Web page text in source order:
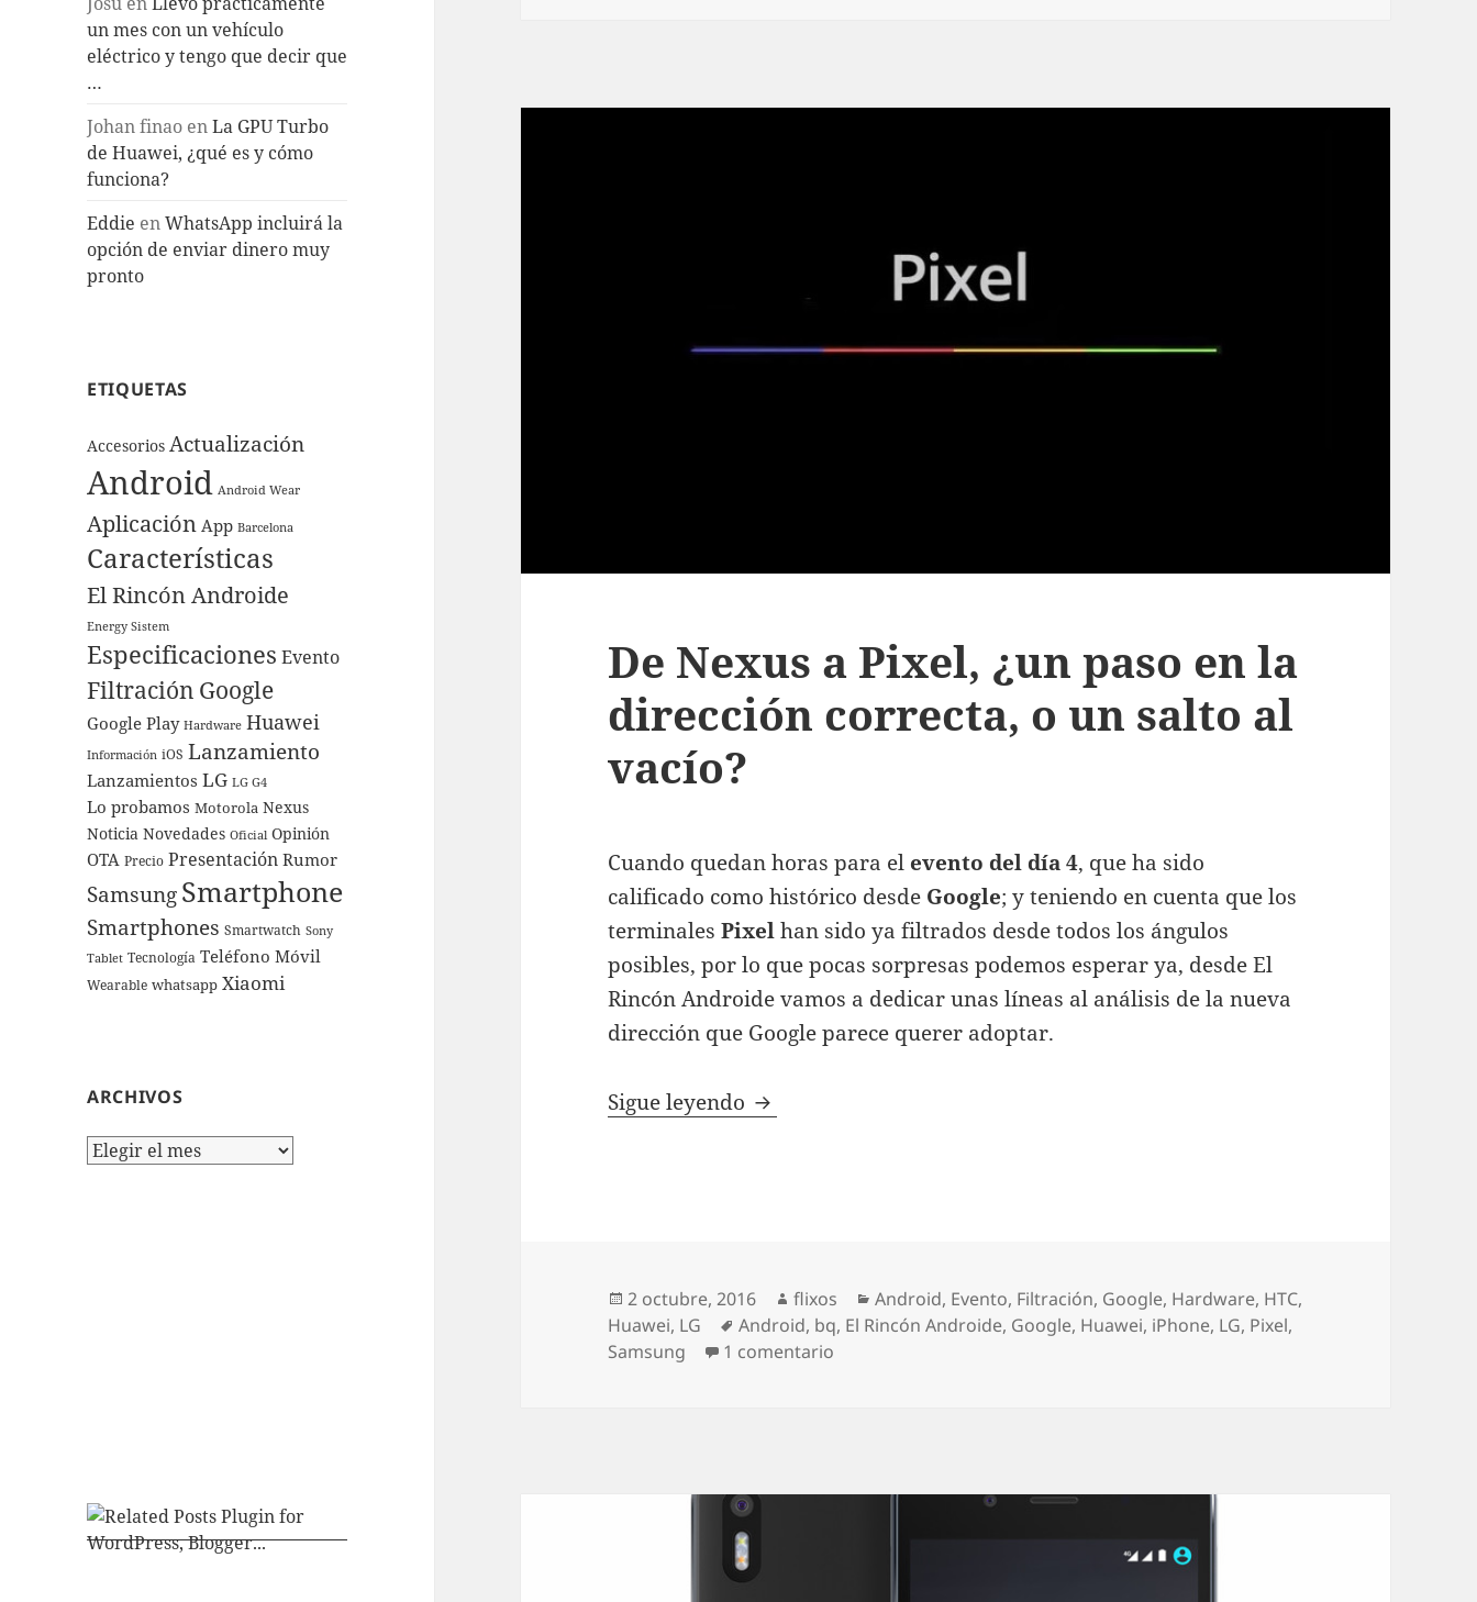
un mes con un vehículo
eléctrico y tengo que decir que
…
Johan finao enLa GPU Turbo
de Huawei, ¿qué es y cómo
funciona?
Eddie enWhatsApp incluirá la
opción de enviar dinero muy
pronto
ETIQUETAS
Accesorios Actualización
Android Android Wear
Aplicación App Barcelona
Características
El Rincón Androide
Energy Sistem
Especificaciones Evento
Filtración Google
Google Play Hardware Huawei
Información iOS Lanzamiento
Lanzamientos LG LG G4
Lo probamos Motorola Nexus
Noticia Novedades Oficial Opinión
OTA Precio Presentación Rumor
SamsungSmartphone
Smartphones Smartwatch Sony
Tablet Tecnología Teléfono Móvil
Wearable whatsapp Xiaomi
ARCHIVOS
Archivos
De Nexus a Pixel, ¿un paso en la
dirección correcta, o un salto al
vacío?
Cuando quedan horas para el evento del día 4, que ha sido
calificado como histórico desde Google; y teniendo en cuenta que los
terminalesPixelhan sido ya filtrados desde todos los ángulos
posibles, por lo que pocas sorpresas podemos esperar ya, desde El
Rincón Androide vamos a dedicar unas líneas al análisis de la nueva
dirección que Google parece querer adoptar.
Sigue leyendo De Nexus a Pixel, ¿un paso en la dirección correcta, o un salto al vacío?
Publicado
el
2 octubre, 2016 Autor
flixos Categorías
Android, Evento, Filtración, Google, Hardware, HTC,
Huawei, LG Etiquetas
Android, bq, El Rincón Androide, Google, Huawei, iPhone, LG, Pixel,
Samsung
1 comentario